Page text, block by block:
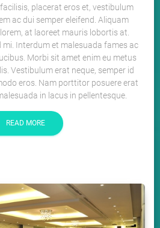
placerat eros et, vestibulum
ac dui semper eleifend. Aliquam
at laoreet mauris lobortis at.
mi. Interdum et malesuada fames ac
Morbi sit amet enim eu metus
Vestibulum erat neque, semper id
eros. Nam porttitor posuere erat
in lacus in pellentesque.
READ MORE